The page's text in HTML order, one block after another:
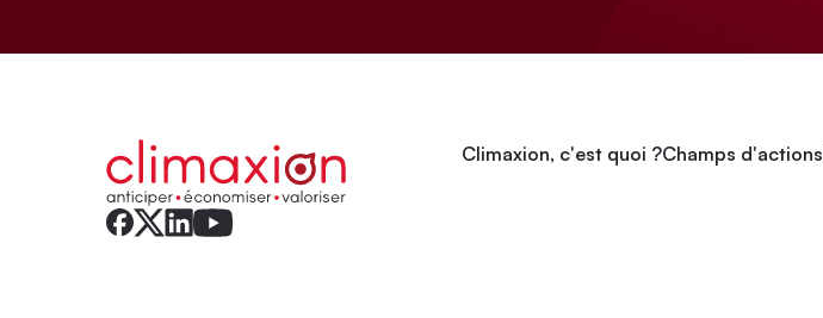
Climaxion, c'est quoi ?Champs d'actions